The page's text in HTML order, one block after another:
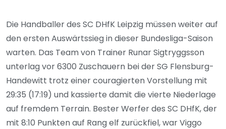
Die Handballer des SC DHfK Leipzig müssen weiter auf
den ersten Auswärtssieg in dieser Bundesliga-Saison
warten. Das Team von Trainer Runar Sigtryggsson
unterlag vor 6300 Zuschauern bei der SG Flensburg-
Handewitt trotz einer couragierten Vorstellung mit
29:35 (17:19) und kassierte damit die vierte Niederlage
auf fremdem Terrain. Bester Werfer des SC DHfK, der
mit 8:10 Punkten auf Rang elf zurückfiel, war Viggo